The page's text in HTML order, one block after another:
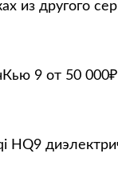
из другого
9 от 50
HQ9